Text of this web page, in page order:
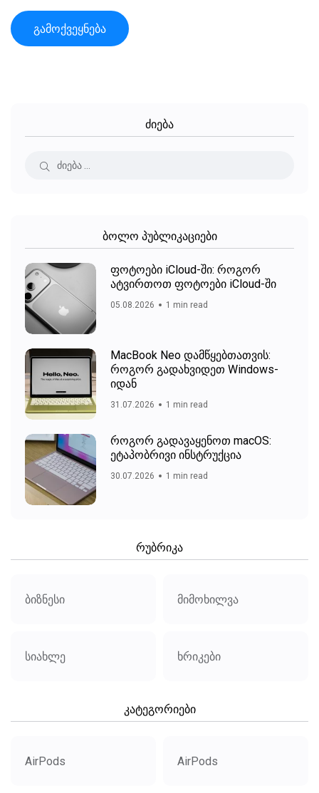
ძიება
ბოლო პუბლიკაციები
ფოტოები iCloud-ში: როგორ
ატვირთოთ ფოტოები iCloud-ში
05.08.2026 1 min read
MacBook Neo დამწყებთათვის:
როგორ გადახვიდეთ Windows-
იდან
31.07.2026 1 min read
როგორ გადავაყენოთ macOS:
ეტაპობრივი ინსტრუქცია
30.07.2026 1 min read
რუბრიკა
ბიზნესი მიმოხილვა
სიახლე ხრიკები
კატეგორიები
AirPods AirPods